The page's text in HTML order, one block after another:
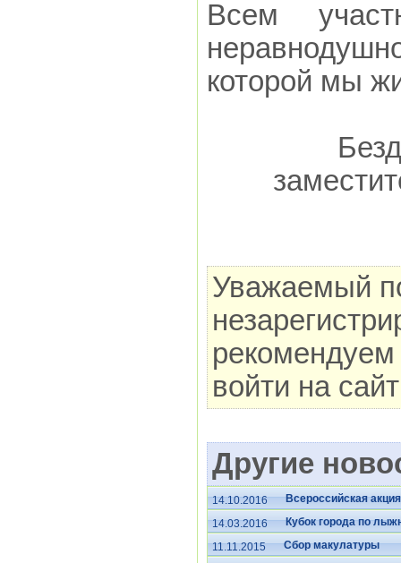
Всем
которой мы
Уважаемый
рекомендуем
войти на
Другие
14.10.2016
Всероссийская
14.03.2016
Кубок города по
11.11.2015
Сбор макулатуры